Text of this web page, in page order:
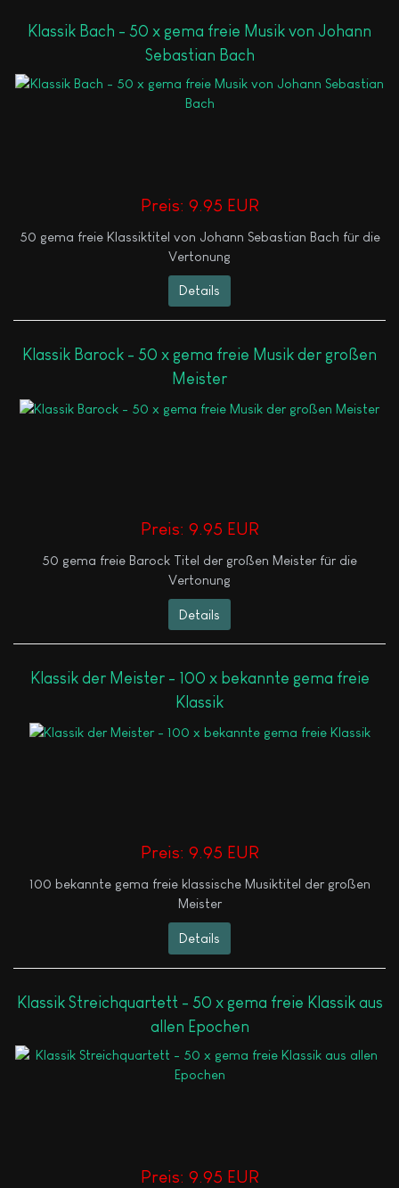
Klassik Bach - 50 x gema freie Musik von Johann
Sebastian Bach
Preis: 9.95 EUR
50 gema freie Klassiktitel von Johann Sebastian Bach für die
Vertonung
Details
Klassik Barock - 50 x gema freie Musik der großen
Meister
Preis: 9.95 EUR
50 gema freie Barock Titel der großen Meister für die
Vertonung
Details
Klassik der Meister - 100 x bekannte gema freie
Klassik
Preis: 9.95 EUR
100 bekannte gema freie klassische Musiktitel der großen
Meister
Details
Klassik Streichquartett - 50 x gema freie Klassik aus
allen Epochen
Preis: 9.95 EUR